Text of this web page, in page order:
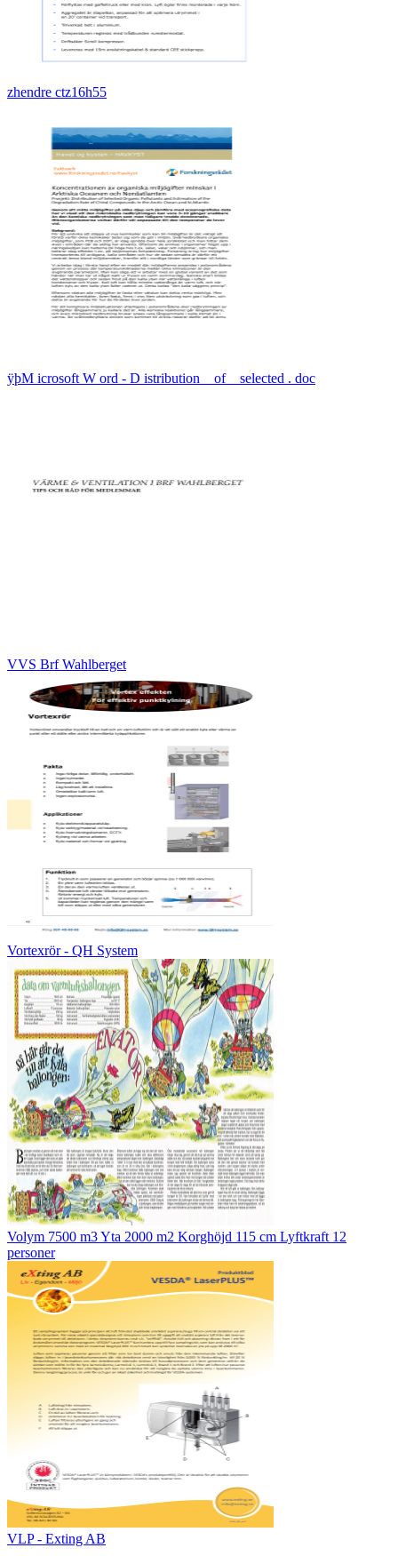
zhendre ctz16h55
ÿþM icrosoft W ord - D istribution _ of _ selected . doc
VVS Brf Wahlberget
Vortexrör - QH System
Volym 7500 m3 Yta 2000 m2 Korghöjd 115 cm Lyftkraft 12
personer
VLP - Exting AB